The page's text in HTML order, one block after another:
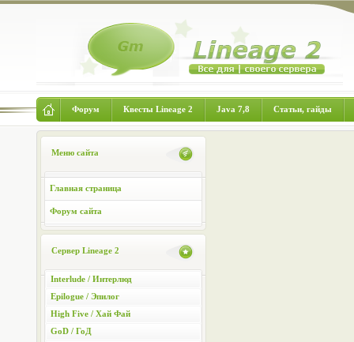
Форум Квесты Lineage 2 Java 7,8 Статьи, гайды
Меню сайта
Главная страница
Форум сайта
Сервер Lineage 2
Interlude / Интерлюд
Epilogue / Эпилог
High Five / Хай Фай
GoD / ГоД